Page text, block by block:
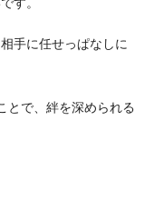
す。
手に任せっぱなしに
とで、絆を深められる